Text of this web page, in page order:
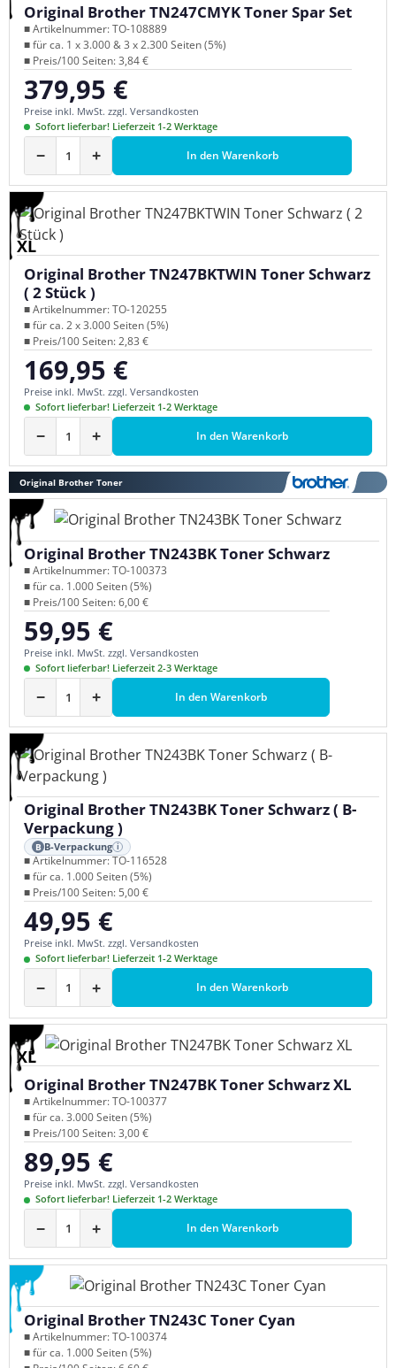
Original Brother TN247CMYK Toner Spar Set
■ Artikelnummer: TO-108889
■ für ca. 1 x 3.000 & 3 x 2.300 Seiten (5%)
■ Preis/100 Seiten: 3,84 €
Regulärer Preis:
379,95 €
Preise inkl. MwSt. zzgl. Versandkosten
Sofort lieferbar! Lieferzeit 1-2 Werktage
− + In den Warenkorb
XL
Original Brother TN247BKTWIN Toner Schwarz
( 2 Stück )
■ Artikelnummer: TO-120255
■ für ca. 2 x 3.000 Seiten (5%)
■ Preis/100 Seiten: 2,83 €
Regulärer Preis:
169,95 €
Preise inkl. MwSt. zzgl. Versandkosten
Sofort lieferbar! Lieferzeit 1-2 Werktage
− + In den Warenkorb
Original Brother Toner
Original Brother TN243BK Toner Schwarz
■ Artikelnummer: TO-100373
■ für ca. 1.000 Seiten (5%)
■ Preis/100 Seiten: 6,00 €
Regulärer Preis:
59,95 €
Preise inkl. MwSt. zzgl. Versandkosten
Sofort lieferbar! Lieferzeit 2-3 Werktage
− + In den Warenkorb
Original Brother TN243BK Toner Schwarz ( B-
Verpackung )
B B-Verpackung i
■ Artikelnummer: TO-116528
■ für ca. 1.000 Seiten (5%)
■ Preis/100 Seiten: 5,00 €
Regulärer Preis:
49,95 €
Preise inkl. MwSt. zzgl. Versandkosten
Sofort lieferbar! Lieferzeit 1-2 Werktage
− + In den Warenkorb
XL
Original Brother TN247BK Toner Schwarz XL
■ Artikelnummer: TO-100377
■ für ca. 3.000 Seiten (5%)
■ Preis/100 Seiten: 3,00 €
Regulärer Preis:
89,95 €
Preise inkl. MwSt. zzgl. Versandkosten
Sofort lieferbar! Lieferzeit 1-2 Werktage
− + In den Warenkorb
Original Brother TN243C Toner Cyan
■ Artikelnummer: TO-100374
■ für ca. 1.000 Seiten (5%)